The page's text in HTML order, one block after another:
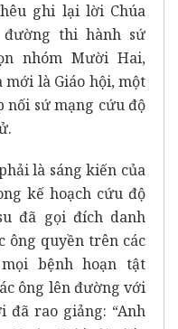
ghi lại lời Chúa
đường thi hành sứ
nhóm Mười Hai,
mới là Giáo hội, một
nối sứ mạng cứu độ
là sáng kiến của
kế hoạch cứu độ
đã gọi đích danh
ông quyền trên các
bệnh hoạn tật
ông lên đường với
đã rao giảng: “Anh